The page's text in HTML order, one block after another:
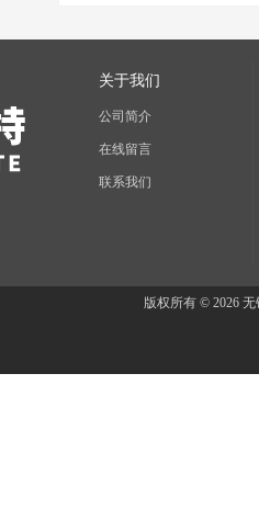
关于我们
公司简介
在线留言
联系我们
版权所有 © 2026